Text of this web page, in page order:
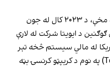
د امریکا د عدلیې وزارت د راپور له مخې، د ۲۰۲۳ کال له جون
پورې ګوګنین د ایویتا شرکت له لارې
د امریکا له مالي سیستم څخه تېر
کړي، چې ډېرې یې د "ټېتر" (Tether) په نوم د کریپټو کرنسۍ بڼه